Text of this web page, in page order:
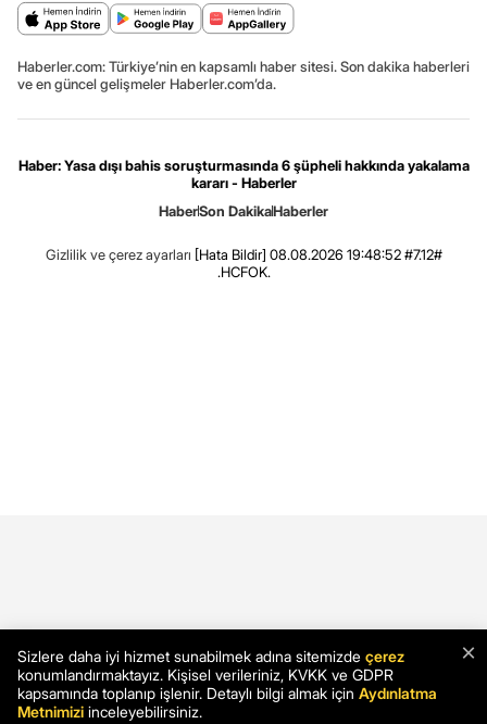
Haberler.com: Türkiye’nin en kapsamlı haber sitesi. Son dakika haberleri
ve en güncel gelişmeler Haberler.com’da.
Haber: Yasa dışı bahis soruşturmasında 6 şüpheli hakkında yakalama
kararı - Haberler
HaberSon DakikaHaberler
Gizlilik ve çerez ayarları [Hata Bildir] 08.08.2026 19:48:52 #7.12#
.HCFOK.
×
Sizlere daha iyi hizmet sunabilmek adına sitemizde çerez
konumlandırmaktayız. Kişisel verileriniz, KVKK ve GDPR
kapsamında toplanıp işlenir. Detaylı bilgi almak için Aydınlatma
Metnimizi inceleyebilirsiniz.